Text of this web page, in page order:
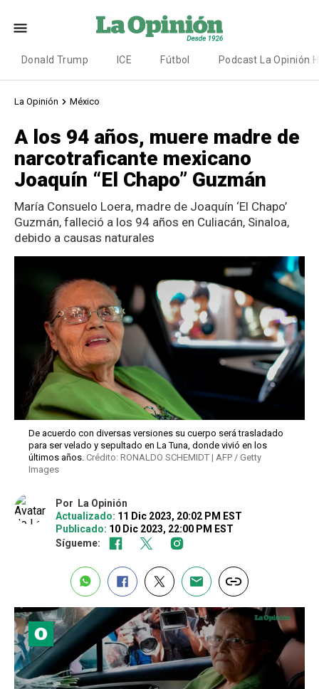
Donald Trump ICE Fútbol Podcast La Opinión
La Opinión México
A los 94 años, muere madre de
narcotraficante mexicano
Joaquín “El Chapo” Guzmán
María Consuelo Loera, madre de Joaquín ‘El Chapo’
Guzmán, falleció a los 94 años en Culiacán, Sinaloa,
debido a causas naturales
De acuerdo con diversas versiones su cuerpo será trasladado
para ser velado y sepultado en La Tuna, donde vivió en los
últimos años. Crédito: RONALDO SCHEMIDT | AFP / Getty
Images
Por La Opinión
Actualizado: 11 Dic 2023, 20:02 PM EST
Publicado: 10 Dic 2023, 22:00 PM EST
Sígueme: